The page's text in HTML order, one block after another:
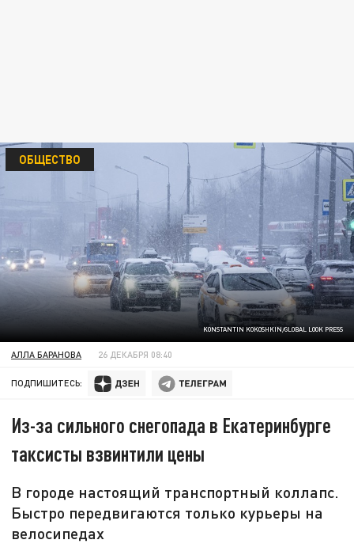
KONSTANTIN KOKOSHKIN/GLOBAL LOOK PRESS
ОБЩЕСТВО
АЛЛА БАРАНОВА 26 ДЕКАБРЯ 08:40
ПОДПИШИТЕСЬ:
Из-за сильного снегопада в Екатеринбурге
таксисты взвинтили цены
В городе настоящий транспортный коллапс.
Быстро передвигаются только курьеры на
велосипедах